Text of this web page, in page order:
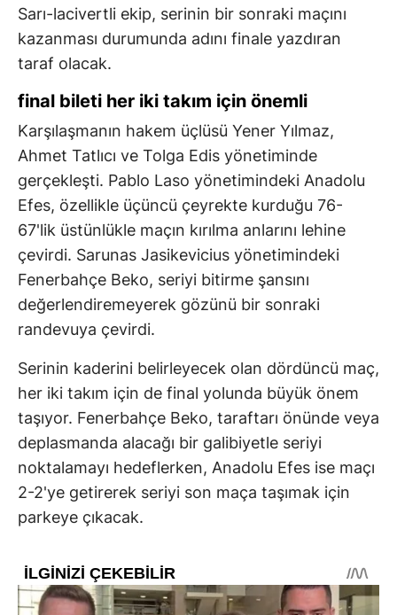
Sarı-lacivertli ekip, serinin bir sonraki maçını
kazanması durumunda adını finale yazdıran
taraf olacak.
final bileti her iki takım için önemli
Karşılaşmanın hakem üçlüsü Yener Yılmaz,
Ahmet Tatlıcı ve Tolga Edis yönetiminde
gerçekleşti. Pablo Laso yönetimindeki Anadolu
Efes, özellikle üçüncü çeyrekte kurduğu 76-
67'lik üstünlükle maçın kırılma anlarını lehine
çevirdi. Sarunas Jasikevicius yönetimindeki
Fenerbahçe Beko, seriyi bitirme şansını
değerlendiremeyerek gözünü bir sonraki
randevuya çevirdi.
Serinin kaderini belirleyecek olan dördüncü maç,
her iki takım için de final yolunda büyük önem
taşıyor. Fenerbahçe Beko, taraftarı önünde veya
deplasmanda alacağı bir galibiyetle seriyi
noktalamayı hedeflerken, Anadolu Efes ise maçı
2-2'ye getirerek seriyi son maça taşımak için
parkeye çıkacak.